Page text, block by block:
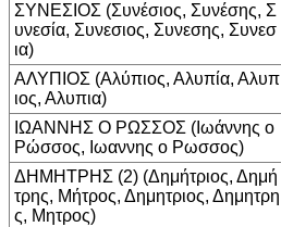
ΣΥΝΕΣΙΟΣ (Συνέσιος, Συνέσης, Σ
υνεσία, Συνεσιος, Συνεσης, Συνεσ
ια)
ΑΛΥΠΙΟΣ (Αλύπιος, Αλυπία, Αλυπ
ιος, Αλυπια)
ΙΩΑΝΝΗΣ Ο ΡΩΣΣΟΣ (Ιωάννης ο
Ρώσσος, Ιωαννης ο Ρωσσος)
ΔΗΜΗΤΡΗΣ (2) (Δημήτριος, Δημή
τρης, Μήτρος, Δημητριος, Δημητρη
ς, Μητρος)